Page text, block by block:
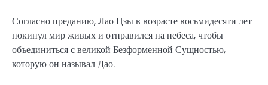
Согласно преданию, Лао Цзы в возрасте восьмидесяти лет
покинул мир живых и отправился на небеса, чтобы
объединиться с великой Безформенной Сущностью,
которую он называл Дао.